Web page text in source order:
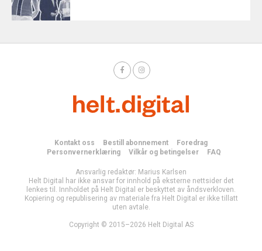
Kontakt oss Bestill abonnement
Foredrag
Personvernerklæring
Vilkår og betingelser FAQ
Ansvarlig redaktør: Marius Karlsen
Helt Digital har ikke ansvar for innhold på eksterne nettsider det
lenkes til. Innholdet på Helt Digital er beskyttet av åndsverkloven.
Kopiering og republisering av materiale fra Helt Digital er ikke tillatt
uten avtale.
Copyright © 2015–2026 Helt Digital AS